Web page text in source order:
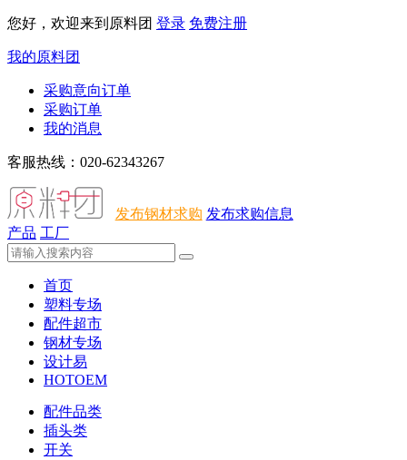
您好，欢迎来到原料团 登录 免费注册
我的原料团
采购意向订单
采购订单
我的消息
客服热线：020-62343267
发布钢材求购 发布求购信息
产品 工厂
首页
塑料专场
配件超市
钢材专场
设计易
HOTOEM
配件品类
插头类
开关